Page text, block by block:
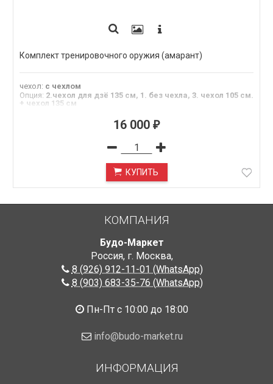
Комплект тренировочного оружия (амарант)
чехол: с чехлом
Опция: 2.чехол для дзё 135 см, 1. без чехла, 3. чехол 105 см.
+ чехол 135 см
16 000 ₽
КУПИТЬ
КОМПАНИЯ
Будо-Маркет
Россия, г. Москва,
8 (926) 912-11-01 (WhatsApp)
8 (903) 683-35-76 (WhatsApp)
Пн-Пт с 10:00 до 18:00
info@budo-market.ru
ИНФОРМАЦИЯ